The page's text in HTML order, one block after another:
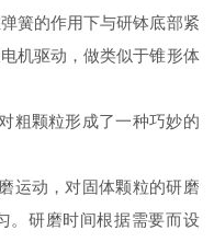
簧的作用下与研钵底部紧
机驱动，做类似于锥形体
粗颗粒形成了一种巧妙的
运动，对固体颗粒的研磨
。研磨时间根据需要而设